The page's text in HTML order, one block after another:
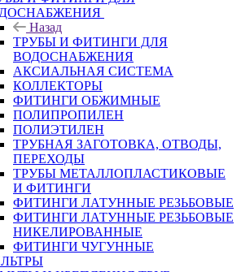
Назад
ТРУБЫ И ФИТИНГИ ДЛЯ
ВОДОСНАБЖЕНИЯ
АКСИАЛЬНАЯ СИСТЕМА
КОЛЛЕКТОРЫ
ФИТИНГИ ОБЖИМНЫЕ
ПОЛИПРОПИЛЕН
ПОЛИЭТИЛЕН
ТРУБНАЯ ЗАГОТОВКА, ОТВОДЫ,
ПЕРЕХОДЫ
ТРУБЫ МЕТАЛЛОПЛАСТИКОВЫЕ
И ФИТИНГИ
ФИТИНГИ ЛАТУННЫЕ РЕЗЬБОВЫЕ
ФИТИНГИ ЛАТУННЫЕ РЕЗЬБОВЫЕ
НИКЕЛИРОВАННЫЕ
ФИТИНГИ ЧУГУННЫЕ